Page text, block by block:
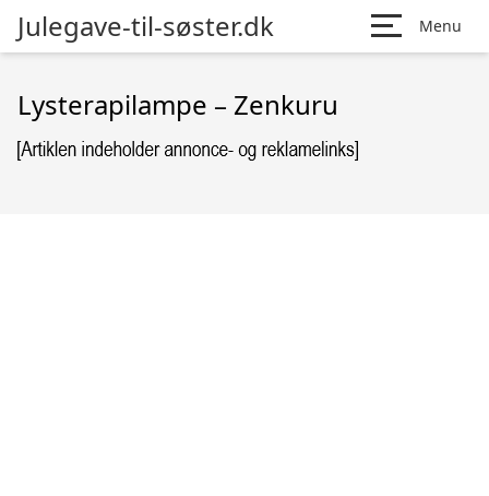
Julegave-til-søster.dk Menu
Lysterapilampe – Zenkuru